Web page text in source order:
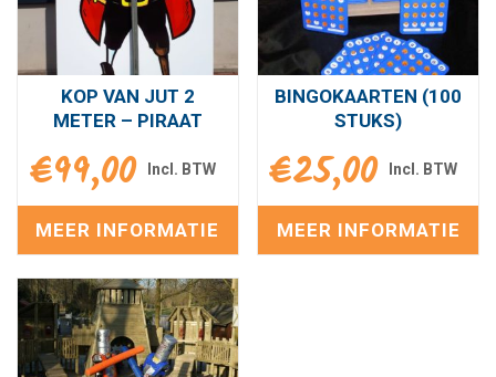
KOP VAN JUT 2
METER – PIRAAT
€99,00
MEER INFORMATIE
BINGOKAARTEN (100
STUKS)
€25,00
MEER INFORMATIE